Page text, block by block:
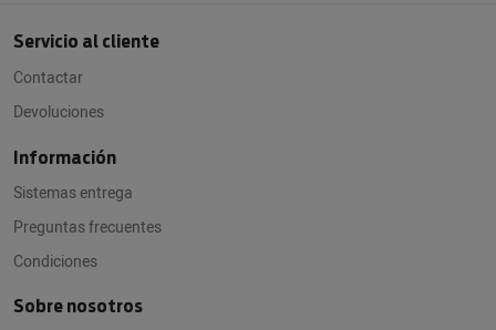
Servicio al cliente
Contactar
Devoluciones
Información
Sistemas entrega
Preguntas frecuentes
Condiciones
Sobre nosotros